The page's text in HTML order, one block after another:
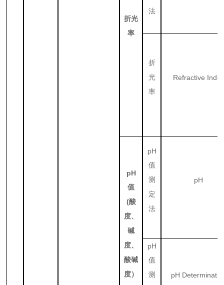
折光
率
法
折
光
率
Refractive Index
pH
值
(酸
度、
碱
度、
酸碱
度）
pH
值
测
定
法
pH
pH
值
测
pH